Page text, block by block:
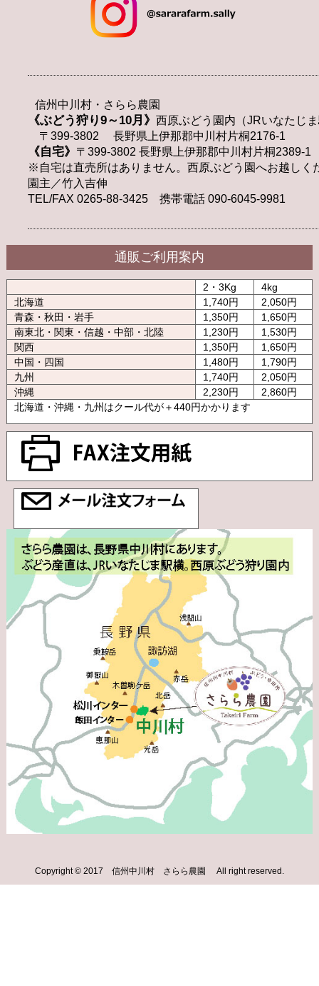
信州中川村・さらら農園
《ぶどう狩り9～10月》 西原ぶどう園内（JRいなたじ
〒399-3802 長野県上伊那郡中川村片桐2176-1
《自宅》 〒399-3802 長野県上伊那郡中川村片桐2389-1
※自宅は直売所はありません。西原ぶどう園へお越しく
園主／竹入吉伸
TEL/FAX 0265-88-3425 携帯電話 090-6045-9981
通販ご利用案内
2・3Kg
4kg
北海道
1,740円
2,050円
青森・秋田・岩手
1,350円
1,650円
南東北・関東・信越・中部・北陸
1,230円
1,530円
関西
1,350円
1,650円
中国・四国
1,480円
1,790円
九州
1,740円
2,050円
沖縄
2,230円
2,860円
北海道・沖縄・九州はクール代が＋440円かかります
Copyright © 2017 信州中川村 さらら農園 All right reserved.